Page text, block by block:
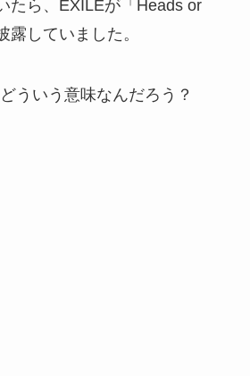
たら、EXILEが「Heads or
露していました。
ういう意味なんだろう？